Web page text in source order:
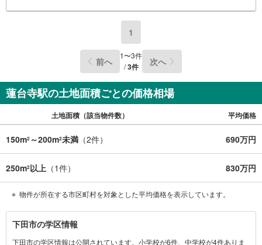
1
前へ 1〜3件
/3件 次へ
蓮台寺駅の土地面積ごとの価格相場
土地面積（該当物件数） 平均価格
150m2 ～200m2未満 （2件） 690万円
250m2以上 （1件） 830万円
物件が所在する市区町村を対象とした平均価格を表示しています。
田
下田市の学区情報
下田市の学区情報は公開されています。小学校が6件、中学校が4件ありま